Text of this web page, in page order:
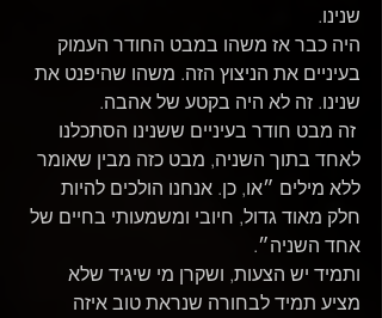
שנינו.
היה כבר אז משהו במבט החודר העמוק
בעיניים את הניצוץ הזה. משהו שהיפנט את
שנינו. זה לא היה בקטע של אהבה.
זה מבט חודר בעיניים ששנינו הסתכלנו
לאחד בתוך השניה, מבט כזה מבין שאומר
ללא מילים ״או, כן. אנחנו הולכים להיות
חלק מאוד גדול, חיובי ומשמעותי בחיים של
אחד השניה״.
ותמיד יש הצעות, ושקרן מי שיגיד שלא
מציע תמיד לבחורה שנראת טוב איזה